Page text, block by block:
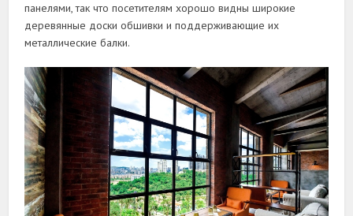
панелями, так что посетителям хорошо видны широкие
деревянные доски обшивки и поддерживающие их
металлические балки.